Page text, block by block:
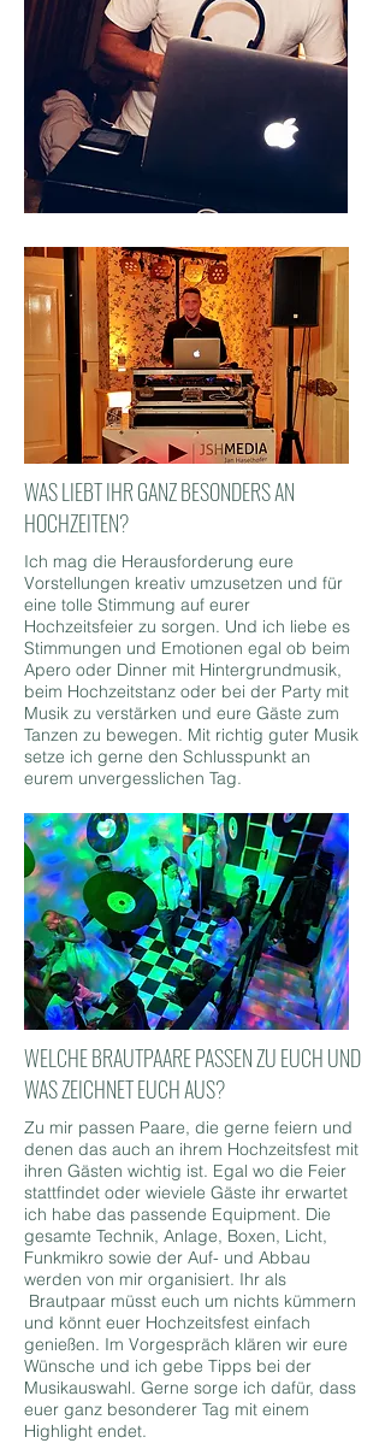
WAS LIEBT IHR GANZ BESONDERS AN
HOCHZEITEN?
Ich mag die Herausforderung eure
Vorstellungen kreativ umzusetzen und für
eine tolle Stimmung auf eurer
Hochzeitsfeier zu sorgen. Und ich liebe es
Stimmungen und Emotionen egal ob beim
Apero oder Dinner mit Hintergrundmusik,
beim Hochzeitstanz oder bei der Party mit
Musik zu verstärken und eure Gäste zum
Tanzen zu bewegen. Mit richtig guter Musik
setze ich gerne den Schlusspunkt an
eurem unvergesslichen Tag.
WELCHE BRAUTPAARE PASSEN ZU EUCH UND
WAS ZEICHNET EUCH AUS?
Zu mir passen Paare, die gerne feiern und
denen das auch an ihrem Hochzeitsfest mit
ihren Gästen wichtig ist. Egal wo die Feier
stattfindet oder wieviele Gäste ihr erwartet
ich habe das passende Equipment. Die
gesamte Technik, Anlage, Boxen, Licht,
Funkmikro sowie der Auf- und Abbau
werden von mir organisiert. Ihr als
Brautpaar müsst euch um nichts kümmern
und könnt euer Hochzeitsfest einfach
genießen. Im Vorgespräch klären wir eure
Wünsche und ich gebe Tipps bei der
Musikauswahl. Gerne sorge ich dafür, dass
euer ganz besonderer Tag mit einem
Highlight endet.